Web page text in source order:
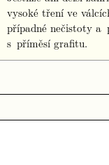
vysoké tření ve
případné nečistoty a
s příměsí grafitu.